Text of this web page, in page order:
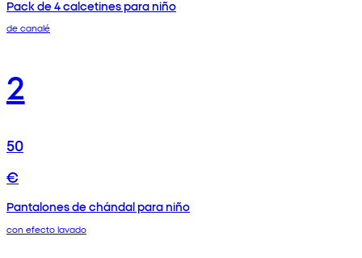
Pack de 4 calcetines para niño
de canalé
2
50
€
Pantalones de chándal para niño
con efecto lavado